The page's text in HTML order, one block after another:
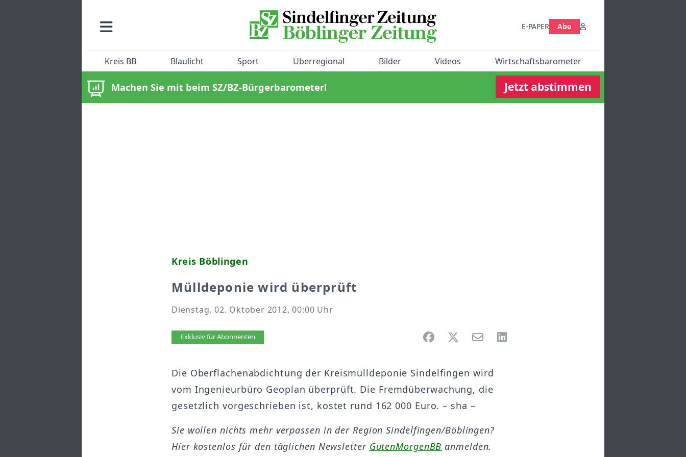
E-PAPER Abo
Kreis BB Blaulicht Sport Überregional Bilder Videos Wirtschaftsbarometer
Machen Sie mit beim SZ/BZ-Bürgerbarometer! Jetzt abstimmen
Kreis Böblingen
Mülldeponie wird überprüft
Dienstag, 02. Oktober 2012, 00:00 Uhr
Artikel vorlesen
Exklusiv für Abonnenten
Die Oberflächenabdichtung der Kreismülldeponie Sindelfingen wird
vom Ingenieurbüro Geoplan überprüft. Die Fremdüberwachung, die
gesetzlich vorgeschrieben ist, kostet rund 162 000 Euro. – sha –
Sie wollen nichts mehr verpassen in der Region Sindelfingen/Böblingen?
Hier kostenlos für den täglichen Newsletter GutenMorgenBB anmelden.